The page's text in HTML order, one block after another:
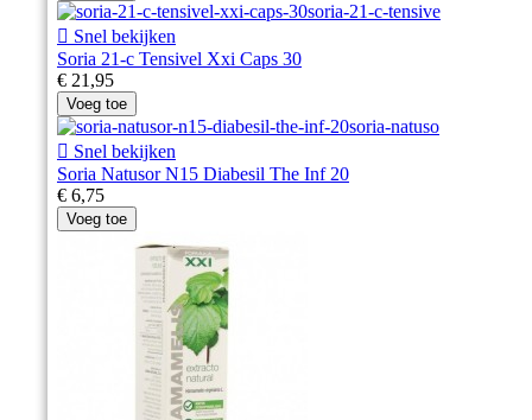
 Snel bekijken
Soria 21-c Tensivel Xxi Caps 30
€ 21,95
Voeg toe
 Snel bekijken
Soria Natusor N15 Diabesil The Inf 20
€ 6,75
Voeg toe